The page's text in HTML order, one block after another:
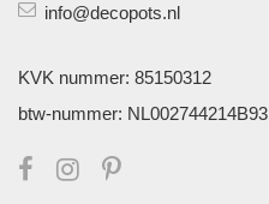
info@decopots.nl
KVK nummer: 85150312
btw-nummer: NL002744214B93